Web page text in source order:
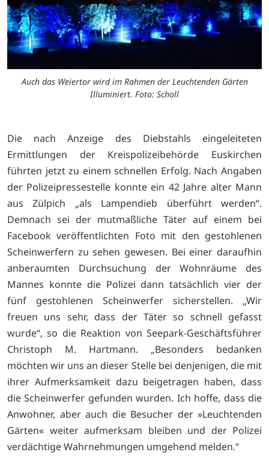
Auch das Weiertor wird im Rahmen der Leuchtenden Gärten
Illuminiert. Foto: Scholl
Die nach Anzeige des Diebstahls eingeleiteten
Ermittlungen der Kreispolizeibehörde Euskirchen
führten jetzt zu einem schnellen Erfolg. Nach Angaben
der Polizeipressestelle konnte ein 42 Jahre alter Mann
aus Zülpich „als Lampendieb überführt werden“.
Demnach sei der mutmaßliche Täter auf einem bei
Facebook veröffentlichten Foto mit den gestohlenen
Scheinwerfern zu sehen gewesen. Bei einer daraufhin
anberaumten Durchsuchung der Wohnräume des
Mannes konnte die Polizei dann tatsächlich vier der
fünf gestohlenen Scheinwerfer sicherstellen. „Wir
freuen uns sehr, dass der Täter so schnell gefasst
wurde“, so die Reaktion von Seepark-Geschäftsführer
Christoph M. Hartmann. „Besonders bedanken
möchten wir uns an dieser Stelle bei denjenigen, die mit
ihrer Aufmerksamkeit dazu beigetragen haben, dass
die Scheinwerfer gefunden wurden. Ich hoffe, dass die
Anwohner, aber auch die Besucher der »Leuchtenden
Gärten« weiter aufmerksam bleiben und der Polizei
verdächtige Wahrnehmungen umgehend melden.“